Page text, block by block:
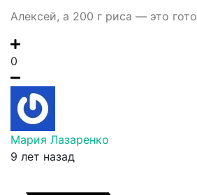
Алексей, а 200 г риса — это
0
Мария Лазаренко
9 лет назад